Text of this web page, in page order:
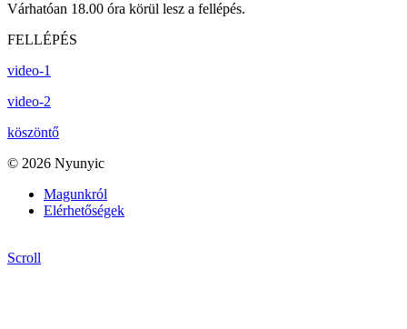
Várhatóan 18.00 óra körül lesz a fellépés.
FELLÉPÉS
video-1
video-2
köszöntő
© 2026 Nyunyic
Magunkról
Elérhetőségek
Scroll